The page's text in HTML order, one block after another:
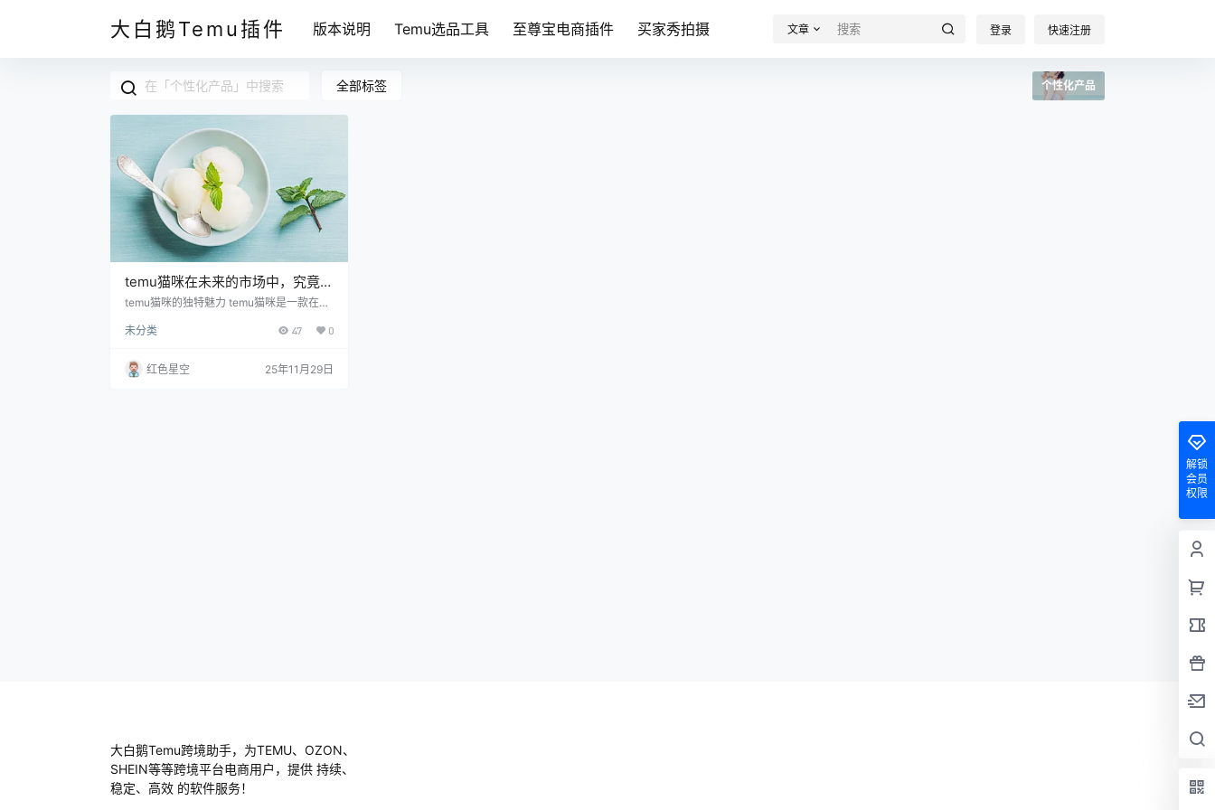
大白鹅Temu插件 版本说明 Temu选品工具 至尊宝电商插件 买家秀拍摄 文章 登录 快速注册
全部标签 个性化产品
temu猫咪在未来的市场中，究竟能
否成为你的心头好？
temu猫咪的独特魅力 temu猫咪是一款在设
咪形象，而是加入了各种可爱的小细节，像
的设计不仅可以吸引到爱猫人士的关注，还
能吸引很多喜欢独特风格的人。你想一下，
未分类 47 0
红色星空 25年11月29日
解锁
会员
权限
大白鹅Temu跨境助手，为TEMU、OZON、
SHEIN等等跨境平台电商用户，提供 持续、
稳定、高效 的软件服务！